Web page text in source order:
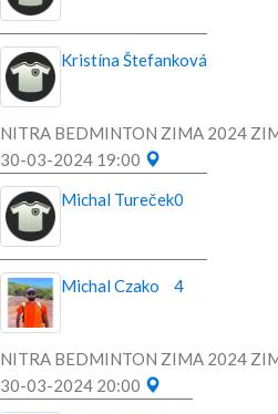
Kristína Štefanková
NITRA BEDMINTON ZIMA 2024
30-03-2024 19:00
Michal Tureček0
Michal Czako 4
NITRA BEDMINTON ZIMA 2024
30-03-2024 20:00